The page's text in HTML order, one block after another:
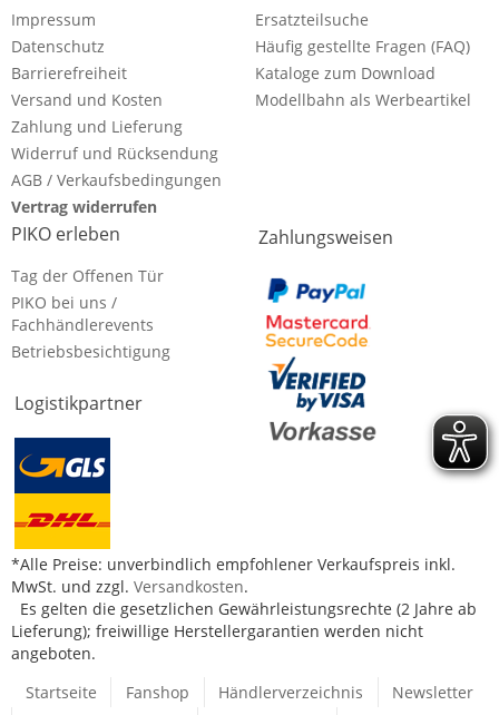
Impressum
Datenschutz
Barrierefreiheit
Versand und Kosten
Zahlung und Lieferung
Widerruf und Rücksendung
AGB / Verkaufsbedingungen
Vertrag widerrufen
Ersatzteilsuche
Häufig gestellte Fragen (FAQ)
Kataloge zum Download
Modellbahn als Werbeartikel
PIKO erleben
Tag der Offenen Tür
PIKO bei uns /
Fachhändlerevents
Betriebsbesichtigung
Logistikpartner
Zahlungsweisen
*Alle Preise: unverbindlich empfohlener Verkaufspreis inkl.
MwSt. und zzgl. Versandkosten.
Es gelten die gesetzlichen Gewährleistungsrechte (2 Jahre ab
Lieferung); freiwillige Herstellergarantien werden nicht
angeboten.
Startseite
Fanshop Händlerverzeichnis
Newsletter